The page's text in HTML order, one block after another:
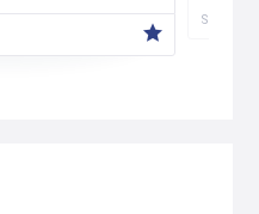
Susan